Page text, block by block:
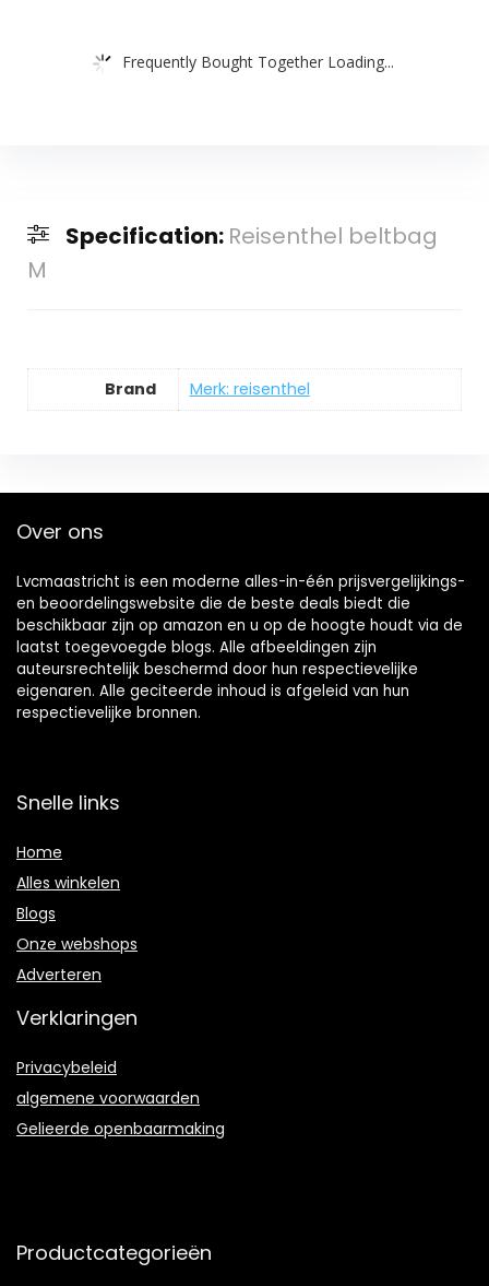
Frequently Bought Together Loading...
Specification: Reisenthel beltbag
M
Brand Merk: reisenthel
Over ons
Lvcmaastricht is een moderne alles-in-één prijsvergelijkings-
en beoordelingswebsite die de beste deals biedt die
beschikbaar zijn op amazon en u op de hoogte houdt via de
laatst toegevoegde blogs. Alle afbeeldingen zijn
auteursrechtelijk beschermd door hun respectievelijke
eigenaren. Alle geciteerde inhoud is afgeleid van hun
respectievelijke bronnen.
Snelle links
Home
Alles winkelen
Blogs
Onze webshops
Adverteren
Verklaringen
Privacybeleid
algemene voorwaarden
Gelieerde openbaarmaking
Productcategorieën